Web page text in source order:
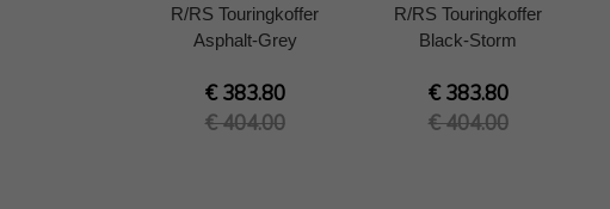
R/RS Touringkoffer
Asphalt-Grey
€ 383.80
€ 404.00
R/RS Touringkoffer
Black-Storm
€ 383.80
€ 404.00